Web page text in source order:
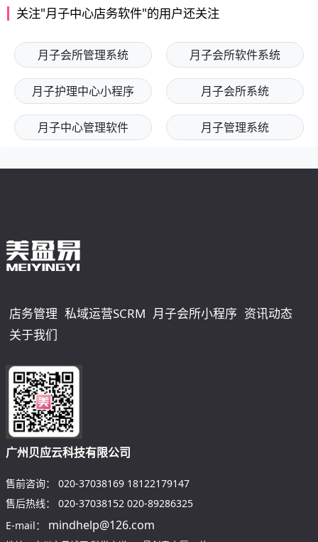
关注"月子中心店务软件"的用户还关注
月子会所管理系统 月子会所软件系统
月子护理中心小程序 月子会所系统
月子中心管理软件 月子管理系统
店务管理 私域运营SCRM 月子会所小程序 资讯动态
关于我们
广州贝应云科技有限公司
售前咨询： 020-37038169 18122179147
售后热线：
020-37038152 020-89286325
E-mail：
mindhelp@126.com